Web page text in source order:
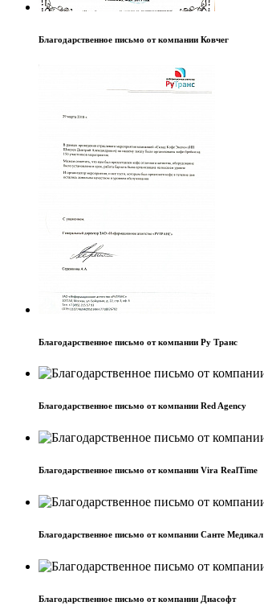
Благодарственное письмо от компании Ковчег
Благодарственное письмо от компании Ру Транс
Благодарственное письмо от компании Red Agency
Благодарственное письмо от компании Vira RealTime
Благодарственное письмо от компании Санте Медикал
Благодарственное письмо от компании Диасофт